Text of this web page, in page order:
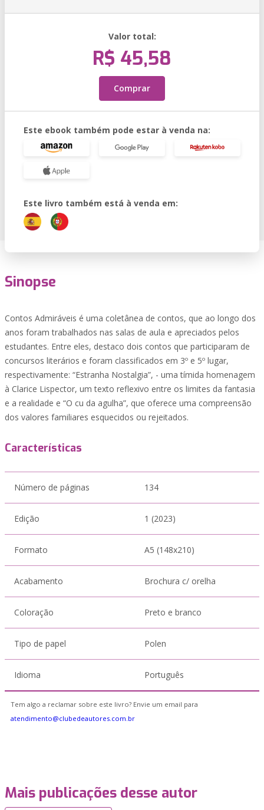
Valor total:
R$ 45,58
Comprar
Este ebook também pode estar à venda na:
Este livro também está à venda em:
Sinopse
Contos Admiráveis é uma coletânea de contos, que ao longo dos
anos foram trabalhados nas salas de aula e apreciados pelos
estudantes. Entre eles, destaco dois contos que participaram de
concursos literários e foram classificados em 3º e 5º lugar,
respectivamente: “Estranha Nostalgia”, - uma tímida homenagem
à Clarice Lispector, um texto reflexivo entre os limites da fantasia
e a realidade e “O cu da agulha”, que oferece uma compreensão
dos valores familiares esquecidos ou rejeitados.
Características
Número de páginas 134
Edição 1 (2023)
Formato A5 (148x210)
Acabamento Brochura c/ orelha
Coloração Preto e branco
Tipo de papel Polen
Idioma Português
Tem algo a reclamar sobre este livro? Envie um email para
atendimento@clubedeautores.com.br
Mais publicações desse autor